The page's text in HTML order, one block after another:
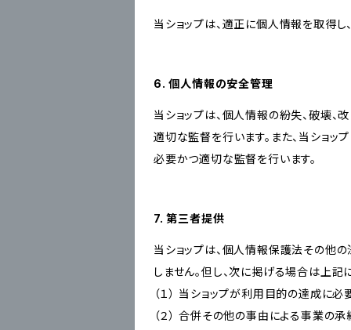
当ショップは、適正に個人情報を取得し
6. 個人情報の安全管理
当ショップは、個人情報の紛失、破壊
適切な監督を行います。また、当ショ
必要かつ適切な監督を行います。
7. 第三者提供
当ショップは、個人情報保護法その他
しません。但し、次に掲げる場合は上
（１） 当ショップが利用目的の達成
（２） 合併その他の事由による事業の